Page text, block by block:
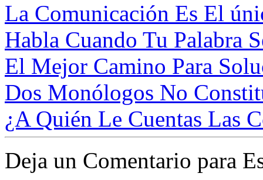
La Comunicación Es El
Habla Cuando Tu Palabra
El Mejor Camino Para
Dos Monólogos No
¿A Quién Le Cuentas Las
Deja un Comentario para